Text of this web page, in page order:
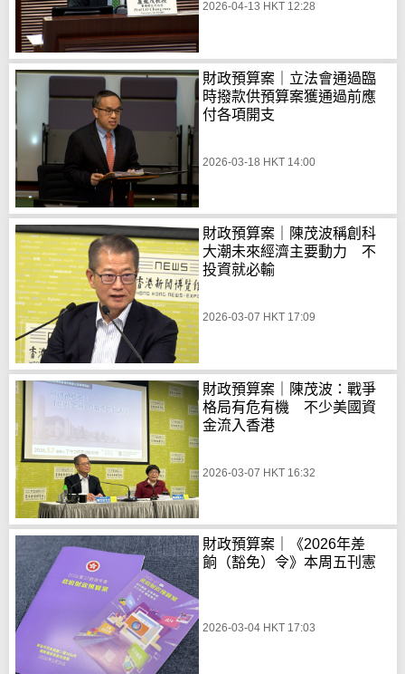
2026-04-13 HKT 12:28
財政預算案｜立法會通過臨
時撥款供預算案獲通過前應
付各項開支
2026-03-18 HKT 14:00
財政預算案｜陳茂波稱創科
大潮未來經濟主要動力 不
投資就必輸
2026-03-07 HKT 17:09
財政預算案｜陳茂波：戰爭
格局有危有機 不少美國資
金流入香港
2026-03-07 HKT 16:32
財政預算案｜《2026年差
餉（豁免）令》本周五刊憲
2026-03-04 HKT 17:03